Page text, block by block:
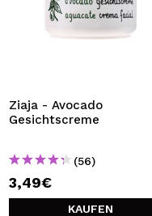
Ziaja - Avocado
Gesichtscreme
(56)
3,49€
KAUFEN